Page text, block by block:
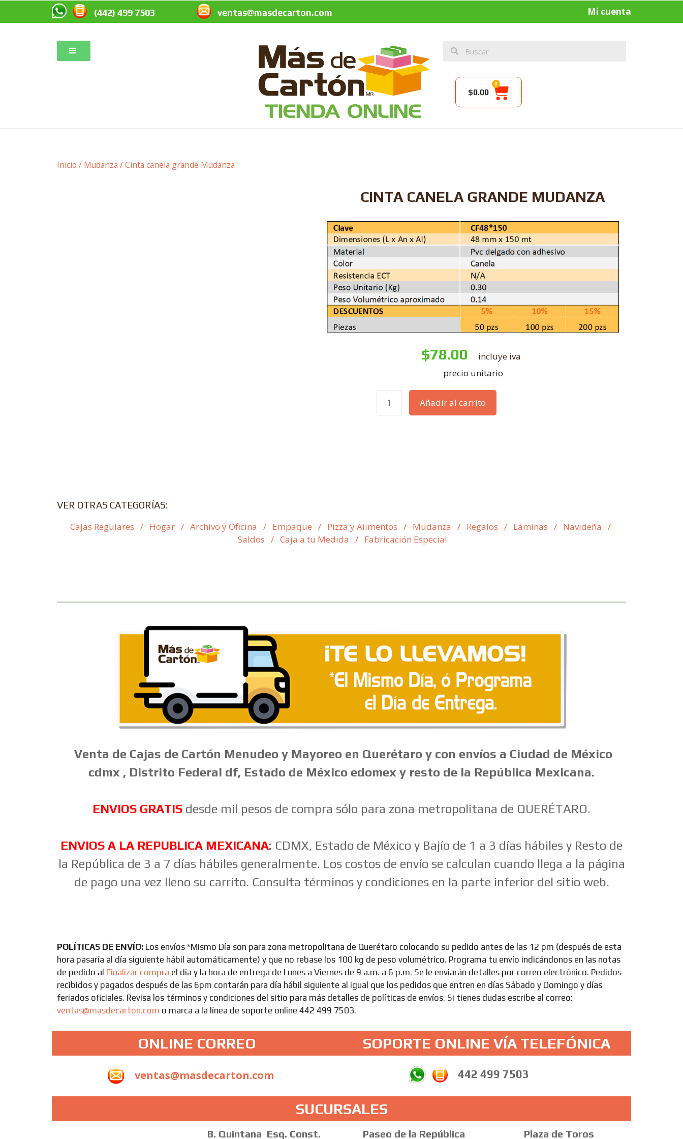
(442) 499 7503 ventas@masdecarton.com Mi cuenta
$0.00
0
Inicio / Mudanza / Cinta canela grande Mudanza
CINTA CANELA GRANDE MUDANZA
$78.00
incluye iva
precio unitario
Añadir al carrito
VER OTRAS CATEGORÍAS:
Cajas Regulares / Hogar / Archivo y Oficina / Empaque / Pizza y Alimentos / Mudanza / Regalos / Láminas / Navideña /
Saldos / Caja a tu Medida / Fabricación Especial
Venta de Cajas de Cartón Menudeo y Mayoreo en Querétaro y con envíos a Ciudad de México
cdmx , Distrito Federal df, Estado de México edomex y resto de la República Mexicana.
ENVIOS GRATIS desde mil pesos de compra sólo para zona metropolitana de QUERÉTARO.
ENVIOS A LA REPUBLICA MEXICANA: CDMX, Estado de México y Bajío de 1 a 3 días hábiles y Resto de
la República de 3 a 7 días hábiles generalmente. Los costos de envío se calculan cuando llega a la página
de pago una vez lleno su carrito. Consulta términos y condiciones en la parte inferior del sitio web.
POLÍTICAS DE ENVÍO: Los envíos *Mismo Día son para zona metropolitana de Querétaro colocando su pedido antes de las 12 pm (después de esta
hora pasaría al día siguiente hábil automáticamente) y que no rebase los 100 kg de peso volumétrico. Programa tu envío indicándonos en las notas
de pedido al Finalizar compra el día y la hora de entrega de Lunes a Viernes de 9 a.m. a 6 p.m. Se le enviarán detalles por correo electrónico. Pedidos
recibidos y pagados después de las 6pm contarán para día hábil siguiente al igual que los pedidos que entren en días Sábado y Domingo y días
feriados oficiales. Revisa los términos y condiciones del sitio para más detalles de políticas de envíos. Si tienes dudas escribe al correo:
ventas@masdecarton.com o marca a la línea de soporte online 442 499 7503.
ONLINE CORREO SOPORTE ONLINE VÍA TELEFÓNICA
ventas@masdecarton.com 442 499 7503
SUCURSALES
B. Quintana Esq. Const. Paseo de la República Plaza de Toros